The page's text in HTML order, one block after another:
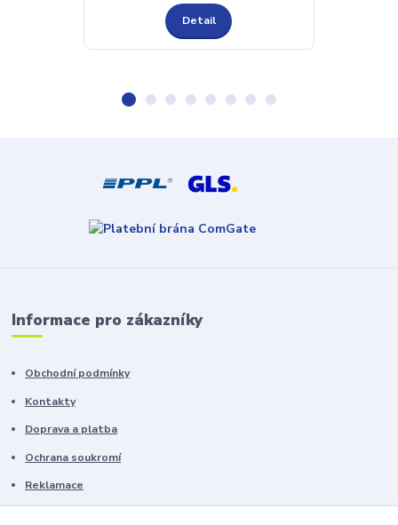
Detail
Informace pro zákazníky
Obchodní podmínky
Kontakty
Doprava a platba
Ochrana soukromí
Reklamace